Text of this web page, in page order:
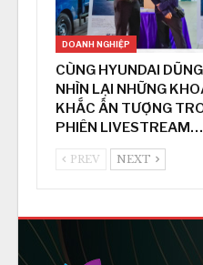
DOANH NGHIỆP
CÙNG HYUNDAI
NHÌN LẠI NHỮNG
KHẮC ẤN TƯỢNG
PHIÊN LIVESTREAM…
PREV NEXT